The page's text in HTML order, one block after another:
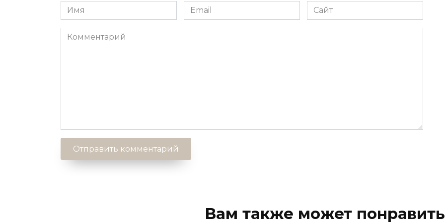
Имя
*
Email
*
Сайт
Комментарий
Вам также может